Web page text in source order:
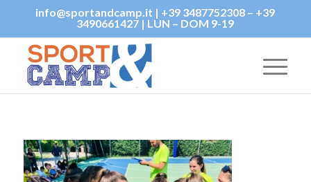
info@sportandcamp.it | +39 3487752308 – +39
3490661427 | LUN – DOM 9-19